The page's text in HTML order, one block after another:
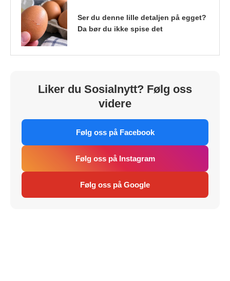
Ser du denne lille detaljen på egget?
Da bør du ikke spise det
Liker du Sosialnytt? Følg oss
videre
Følg oss på Facebook
Følg oss på Instagram
Følg oss på Google